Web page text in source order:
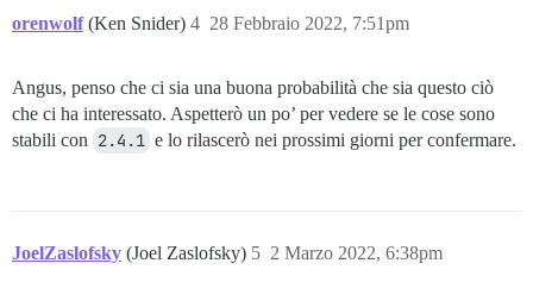
orenwolf (Ken Snider) 28 Febbraio 2022, 7:51pm
4
Angus, penso che ci sia una buona probabilità che sia questo ciò
che ci ha interessato. Aspetterò un po’ per vedere se le cose sono
stabili con 2.4.1 e lo rilascerò nei prossimi giorni per confermare.
JoelZaslofsky (Joel Zaslofsky) 2 Marzo 2022, 6:38pm
5